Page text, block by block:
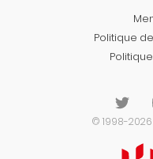
Politique
© 1998-